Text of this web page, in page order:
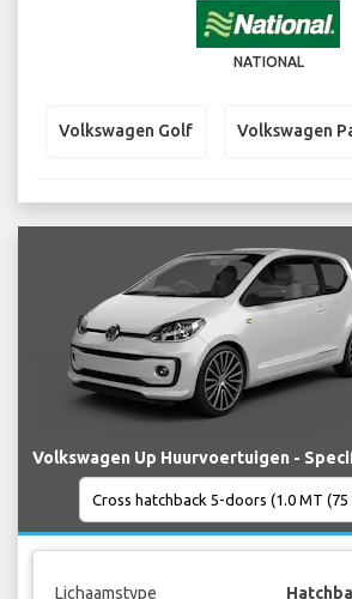
NATIONAL
Volkswagen Golf Volkswagen
Volkswagen Up Huurvoertuigen -
Lichaamstype